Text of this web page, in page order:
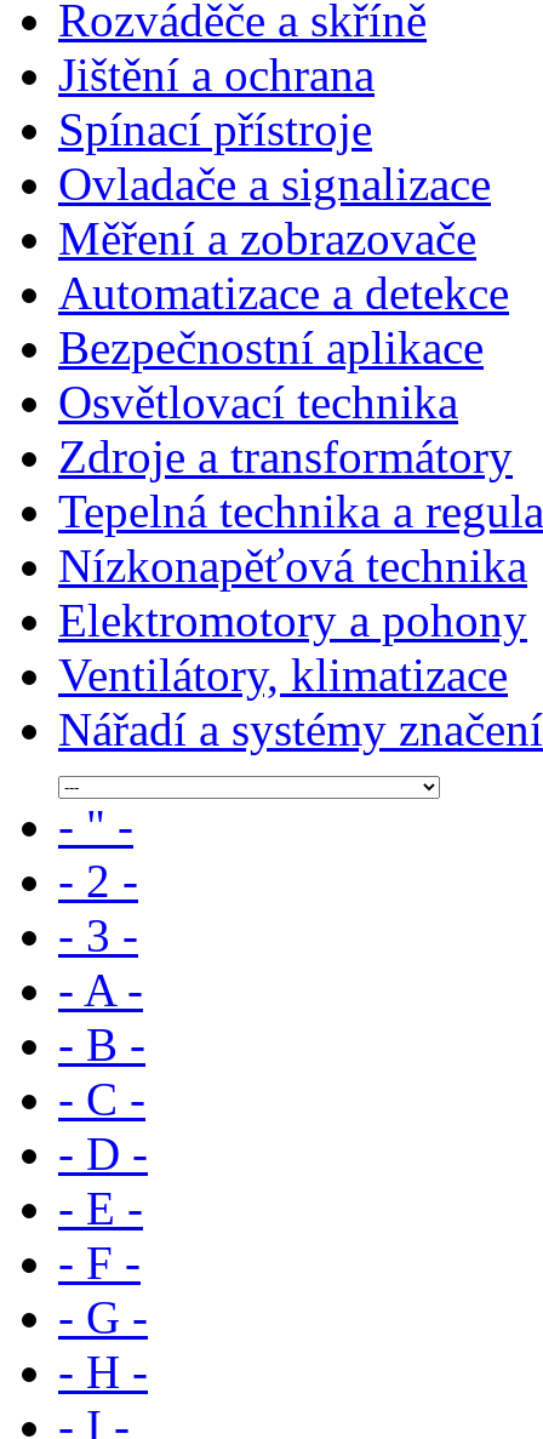
Rozváděče a skříně
Jištění a ochrana
Spínací přístroje
Ovladače a signalizace
Měření a zobrazovače
Automatizace a detekce
Bezpečnostní aplikace
Osvětlovací technika
Zdroje a transformátory
Tepelná technika a
Nízkonapěťová technika
Elektromotory a pohony
Ventilátory, klimatizace
Nářadí a systémy značení
- " -
- 2 -
- 3 -
- A -
- B -
- C -
- D -
- E -
- F -
- G -
- H -
- I -